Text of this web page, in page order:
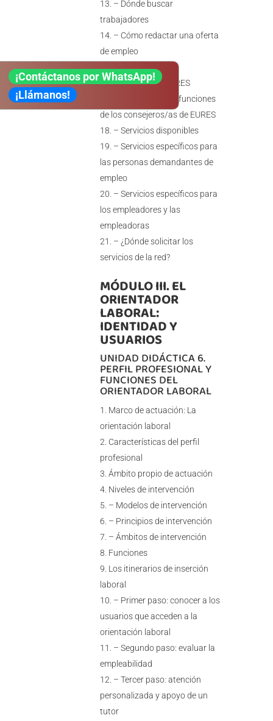
– Dónde buscar
trabajadores
– Cómo redactar una oferta
de empleo
La red EURES
– Legislación EURES
– Organización y funciones
de los consejeros/as de EURES
– Servicios disponibles
– Servicios específicos para
las personas demandantes de
empleo
– Servicios específicos para
los empleadores y las
empleadoras
– ¿Dónde solicitar los
servicios de la red?
MÓDULO III. EL
ORIENTADOR
LABORAL:
IDENTIDAD Y
USUARIOS
UNIDAD DIDÁCTICA 6.
PERFIL PROFESIONAL Y
FUNCIONES DEL
ORIENTADOR LABORAL
Marco de actuación: La
orientación laboral
Características del perfil
profesional
Ámbito propio de actuación
Niveles de intervención
– Modelos de intervención
– Principios de intervención
– Ámbitos de intervención
Funciones
Los itinerarios de inserción
laboral
– Primer paso: conocer a los
usuarios que acceden a la
orientación laboral
– Segundo paso: evaluar la
empleabilidad
– Tercer paso: atención
personalizada y apoyo de un
tutor
¡Contáctanos por WhatsApp!
¡Llámanos!